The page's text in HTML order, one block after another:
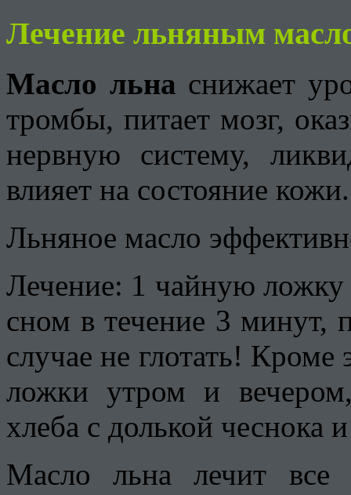
Лечение льняным
Масло льна снижает
тромбы, питает мозг,
нервную систему,
влияет на состояние кожи.
Льняное масло
Лечение: 1 чайную ложку
сном в течение 3 минут,
случае не глотать!
ложки утром и
хлеба с долькой чеснока
Масло льна лечит все